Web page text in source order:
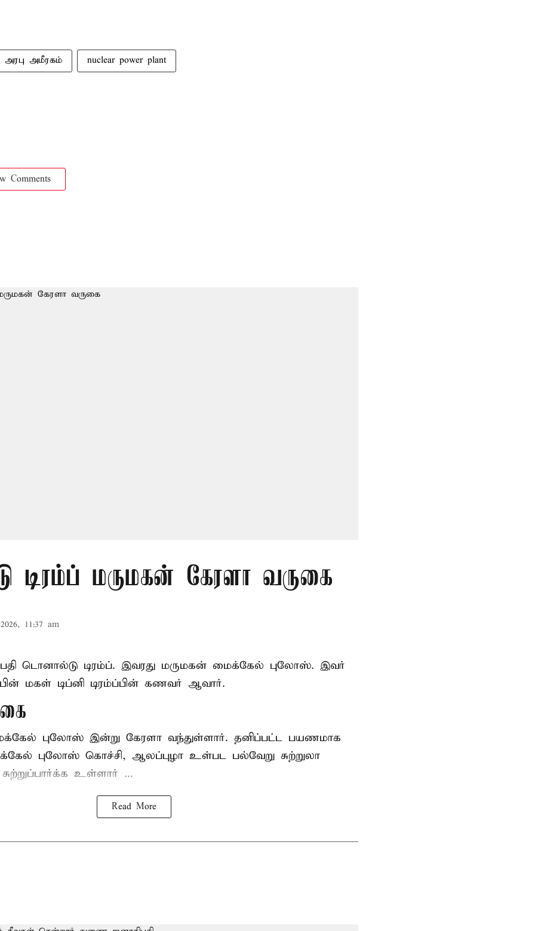
அரபு அமீரகம் nuclear power plant
Comments
டிரம்ப் மருமகன் கேரளா வருகை
11:37 am
டொனால்டு டிரம்ப். இவரது மருமகன் மைக்கேல் புலோஸ். இவர்
மகள் டிப்னி டிரம்ப்பின் கணவர் ஆவார்.
புலோஸ் இன்று கேரளா வந்துள்ளார். தனிப்பட்ட பயணமாக
புலோஸ் கொச்சி, ஆலப்புழா உள்பட பல்வேறு சுற்றுலா
உள்ளார் ...
Read More